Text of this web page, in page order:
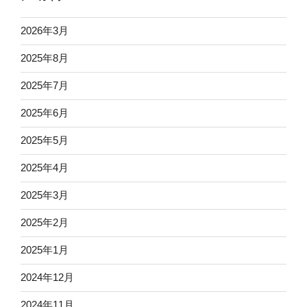
2026年3月
2025年8月
2025年7月
2025年6月
2025年5月
2025年4月
2025年3月
2025年2月
2025年1月
2024年12月